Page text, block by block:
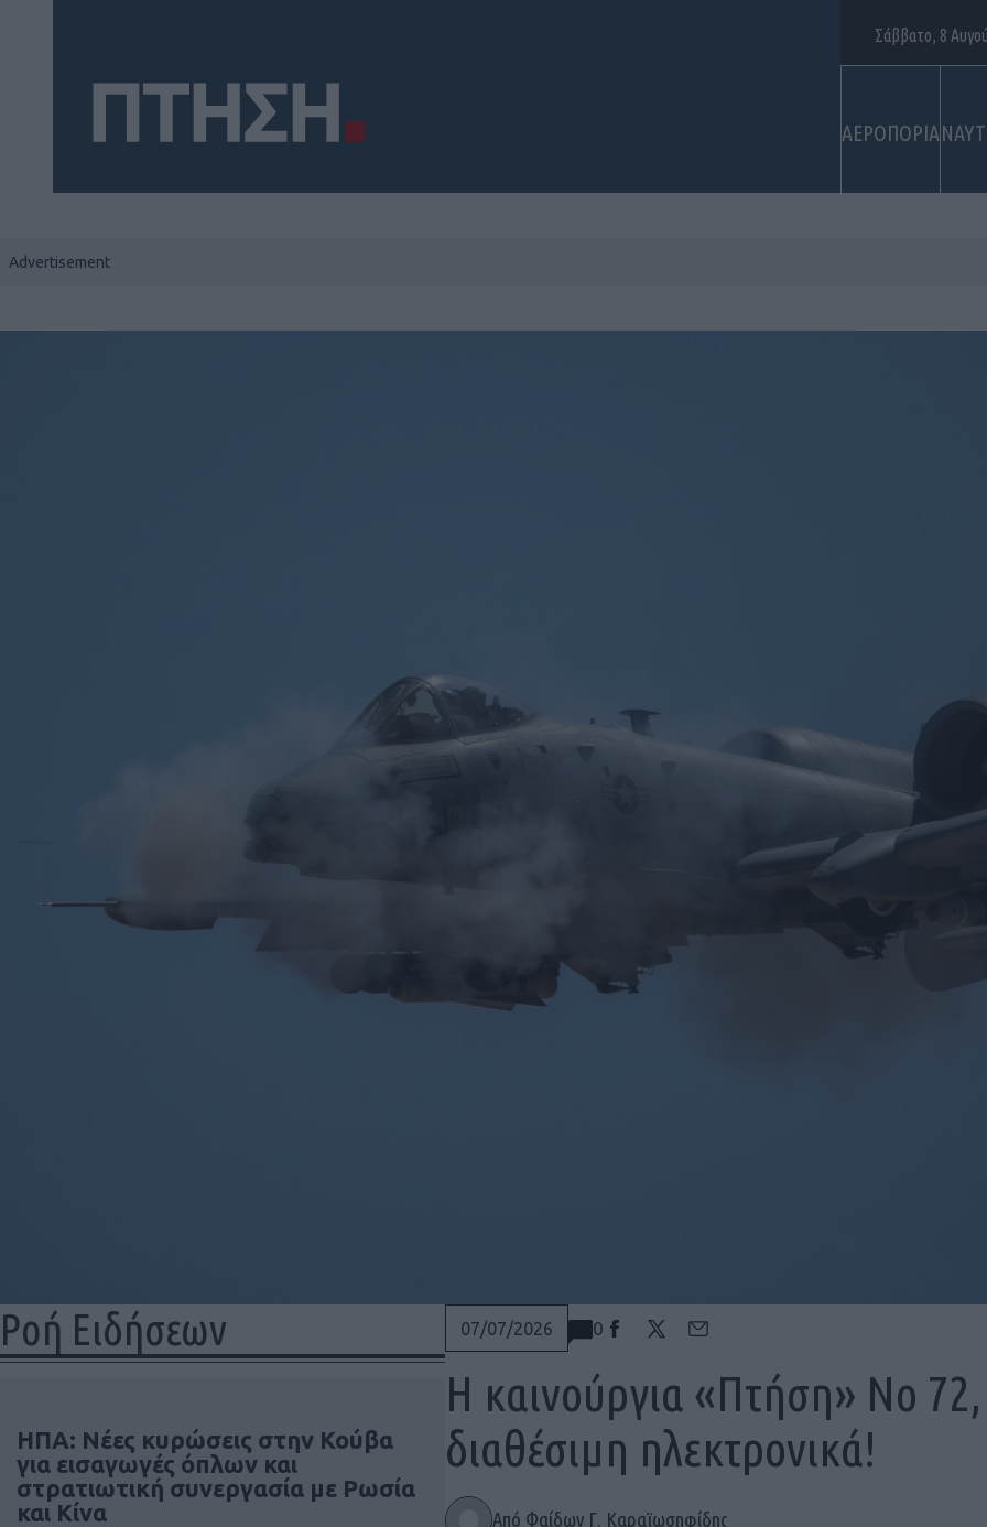
ΑΕΡΟΠΟΡΙΑ
Σάββατο, 8
Ροή Ειδήσεων
ΗΠΑ: Νέες κυρώσεις στην Κούβα
για εισαγωγές όπλων και
στρατιωτική συνεργασία με Ρωσία
και Κίνα
07/07/2026 0
Η καινούργια «Πτήση» Nο
διαθέσιμη ηλεκτρονικά!
Από Φαίδων Γ. Καραϊωσηφίδης